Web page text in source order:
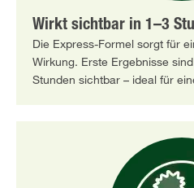
Wirkt sichtbar in 1–3
Die Express-Formel sorgt für
Wirkung. Erste Ergebnisse
Stunden sichtbar – ideal für